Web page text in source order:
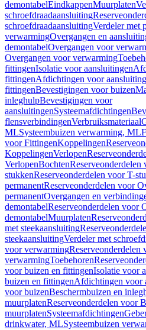
demontabelEindkappenMuurplaten
schroefdraadaansluiting
schroefdraadaansluitingVerdeler met
verwarmingOvergangen en
demontabelOvergangen voor
Overgangen voor verwarming
fittingenIsolatie voor aansluitingen
fittingenAfdichtingen voor
fittingenBevestigingen voor buizen
inleghulpBevestigingen voor
aansluitingenSysteemafdichtingen
flensverbindingenVerbruiksmateriaal
MLSysteembuizen verwarming, ML
voor FittingenKoppelingen
KoppelingenVerlopen
VerlopenBochtenReserveonderdelen
stukkenReserveonderdelen voor T-
permanentReserveonderdelen voor
permanentOvergangen en
demontabelReserveonderdelen voor
demontabelMuurplaten
met steekaansluiting
steekaansluitingVerdeler met
voor verwarmingReserveonderdelen
verwarmingToebehoren
voor buizen en fittingenIsolatie voor
buizen en fittingenAfdichtingen voor
voor buizenBeschermbuizen en
muurplatenReserveonderdelen voor
muurplatenSysteemafdichtingen
drinkwater, MLSysteembuizen